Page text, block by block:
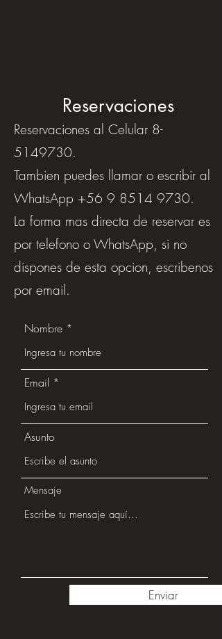
Reservaciones
Reservaciones al Celular 8-
5149730.
Tambien puedes llamar o escribir al
WhatsApp +56 9 8514 9730.
La forma mas directa de reservar es
por telefono oWhatsApp, si no
dispones de esta opcion, escribenos
por email.
Nombre
Email
Asunto
Mensaje
Enviar